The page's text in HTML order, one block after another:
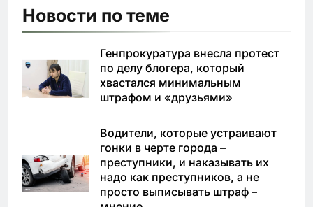
Новости по теме
Генпрокуратура внесла протест
по делу блогера, который
хвастался минимальным
штрафом и «друзьями»
Водители, которые устраивают
гонки в черте города –
преступники, и наказывать их
надо как преступников, а не
просто выписывать штраф –